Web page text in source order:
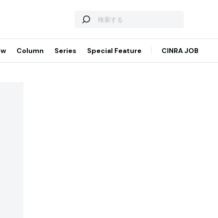
Column Series Special Feature CINRA JOB